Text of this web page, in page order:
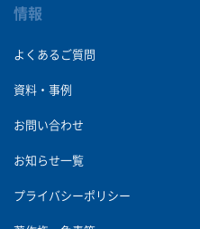
情報
よくあるご質問
資料・事例
お問い合わせ
お知らせ一覧
プライバシーポリシー